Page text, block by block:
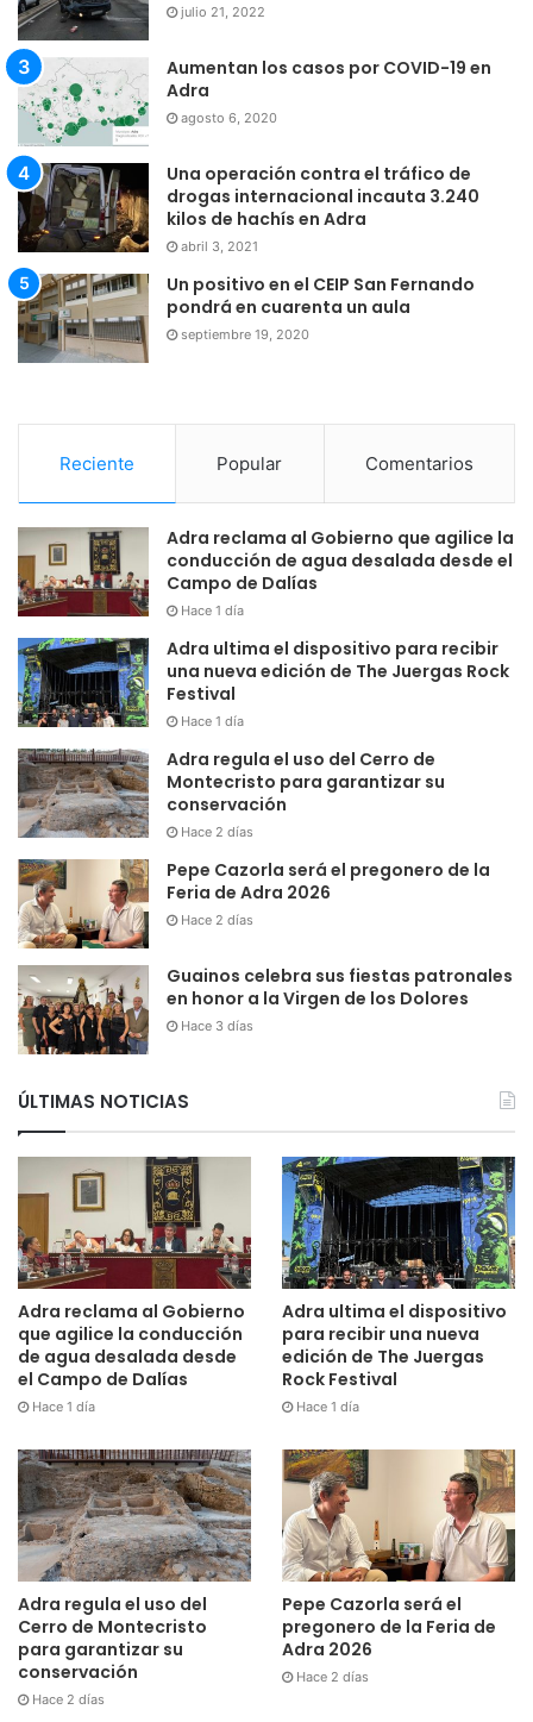
julio 21, 2022
Aumentan los casos por COVID-19 en
Adra
agosto 6, 2020
Una operación contra el tráfico de
drogas internacional incauta 3.240
kilos de hachís en Adra
abril 3, 2021
Un positivo en el CEIP San Fernando
pondrá en cuarenta un aula
septiembre 19, 2020
Reciente Popular Comentarios
Adra reclama al Gobierno que agilice la
conducción de agua desalada desde el
Campo de Dalías
Hace 1 día
Adra ultima el dispositivo para recibir
una nueva edición de The Juergas Rock
Festival
Hace 1 día
Adra regula el uso del Cerro de
Montecristo para garantizar su
conservación
Hace 2 días
Pepe Cazorla será el pregonero de la
Feria de Adra 2026
Hace 2 días
Guainos celebra sus fiestas patronales
en honor a la Virgen de los Dolores
Hace 3 días
ÚLTIMAS NOTICIAS
Adra reclama al Gobierno
que agilice la conducción
de agua desalada desde
el Campo de Dalías
Hace 1 día
Adra ultima el dispositivo
para recibir una nueva
edición de The Juergas
Rock Festival
Hace 1 día
Adra regula el uso del
Cerro de Montecristo
para garantizar su
conservación
Hace 2 días
Pepe Cazorla será el
pregonero de la Feria de
Adra 2026
Hace 2 días